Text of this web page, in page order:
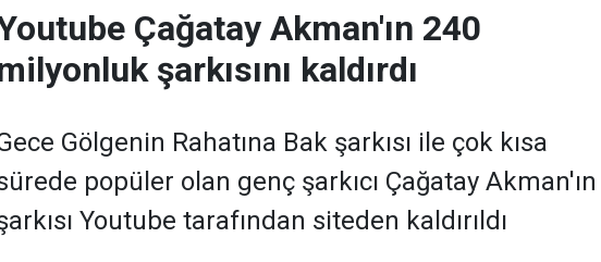
Çağatay Akman'ın 240
şarkısını kaldırdı
Gölgenin Rahatına Bak şarkısı ile çok kısa
popüler olan genç şarkıcı Çağatay Akman'ın
Youtube tarafından siteden kaldırıldı